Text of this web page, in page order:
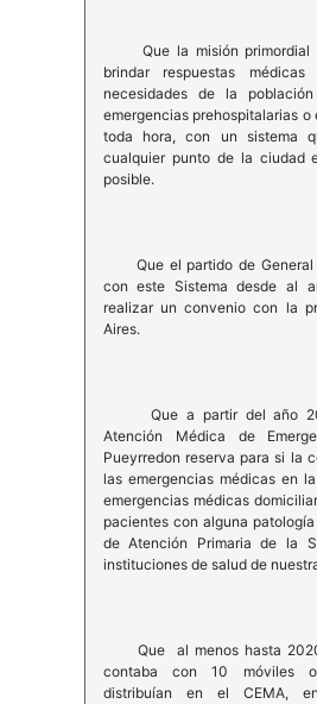
Que la misión primordial
brindar respuestas
necesidades de la
emergencias prehospitalarias o
toda hora, con un sistema
cualquier punto de la ciudad
posible.
Que el partido de General
con este Sistema desde al
realizar un convenio con la
Aires.
Que a partir del año
Atención Médica de
Pueyrredon reserva para si la
las emergencias médicas en
emergencias médicas
pacientes con alguna
de Atención Primaria de la
instituciones de salud de
Que al menos hasta 2020
contaba con 10 móviles
distribuían en el CEMA,